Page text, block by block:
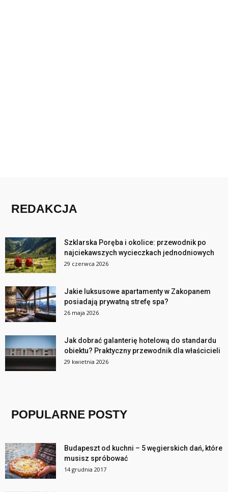
REDAKCJA
Szklarska Poręba i okolice: przewodnik po
najciekawszych wycieczkach jednodniowych
29 czerwca 2026
Jakie luksusowe apartamenty w Zakopanem
posiadają prywatną strefę spa?
26 maja 2026
Jak dobrać galanterię hotelową do standardu
obiektu? Praktyczny przewodnik dla właścicieli
29 kwietnia 2026
POPULARNE POSTY
Budapeszt od kuchni – 5 węgierskich dań, które
musisz spróbować
14 grudnia 2017